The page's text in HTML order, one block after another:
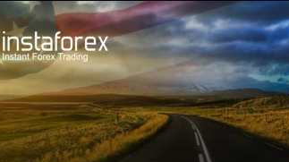
Открыть торговый счёт Торговые
Инвесторам